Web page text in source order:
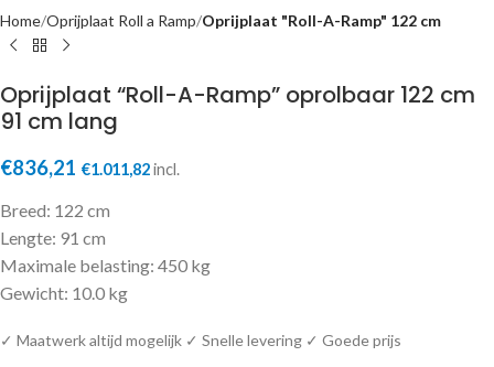
Home Oprijplaat Roll a Ramp Oprijplaat "Roll-A-Ramp" 122 cm
Oprijplaat “Roll-A-Ramp” oprolbaar 122 cm
91 cm lang
€836,21 €1.011,82incl.
Breed: 122 cm
Lengte: 91 cm
Maximale belasting: 450 kg
Gewicht: 10.0 kg
✓ Maatwerk altijd mogelijk ✓ Snelle levering ✓ Goede prijs